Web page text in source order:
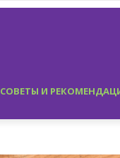
СОВЕТЫ И